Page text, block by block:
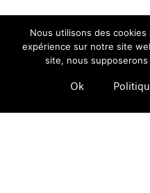
Nous utilisons des
expérience sur notre site
site, nous
Ok